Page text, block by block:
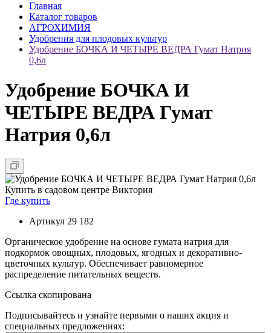
Главная
Каталог товаров
АГРОХИМИЯ
Удобрения для плодовых культур
Удобрение БОЧКА И ЧЕТЫРЕ ВЕДРА Гумат Натрия
0,6л
Удобрение БОЧКА И
ЧЕТЫРЕ ВЕДРА Гумат
Натрия 0,6л
Купить в садовом центре Виктория
Где купить
Артикул 29 182
Органическое удобрение на основе гумата натрия для
подкормок овощных, плодовых, ягодных и декоративно-
цветочных культур. Обеспечивает равномерное
распределение питательных веществ.
Ссылка скопирована
Подписывайтесь и узнайте первыми о наших акция и
специальных предложениях: